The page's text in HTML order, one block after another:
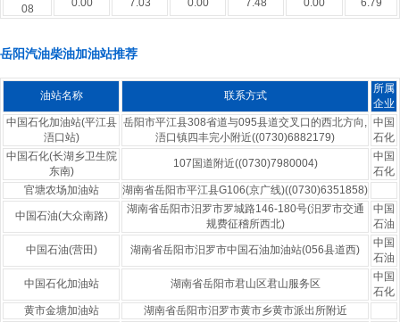
08
0.00 7.03 0.00 7.48 0.00 6.79
岳阳汽油柴油加油站推荐
油站名称 联系方式
所属
企业
中国石化加油站(平江县
浯口站)
岳阳市平江县308省道与095县道交叉口的西北方向,
浯口镇四丰完小附近((0730)6882179)
中国
石化
中国石化(长湖乡卫生院
东南)
107国道附近((0730)7980004)
中国
石化
官塘农场加油站
湖南省岳阳市平江县G106(京广线)((0730)6351858)
中国石油(大众南路)
湖南省岳阳市汨罗市罗城路146-180号(汨罗市交通
规费征稽所西北)
中国
石油
中国石油(营田) 湖南省岳阳市汨罗市中国石油加油站(056县道西)
中国
石油
中国石化加油站 湖南省岳阳市君山区君山服务区
中国
石化
黄市金塘加油站
湖南省岳阳市汨罗市黄市乡黄市派出所附近